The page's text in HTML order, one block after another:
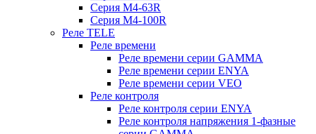
Серия M4-63R
Серия M4-100R
Реле TELE
Реле времени
Реле времени серии GAMMA
Реле времени серии ENYA
Реле времени серии VEO
Реле контроля
Реле контроля серии ENYA
Реле контроля напряжения 1-фазные